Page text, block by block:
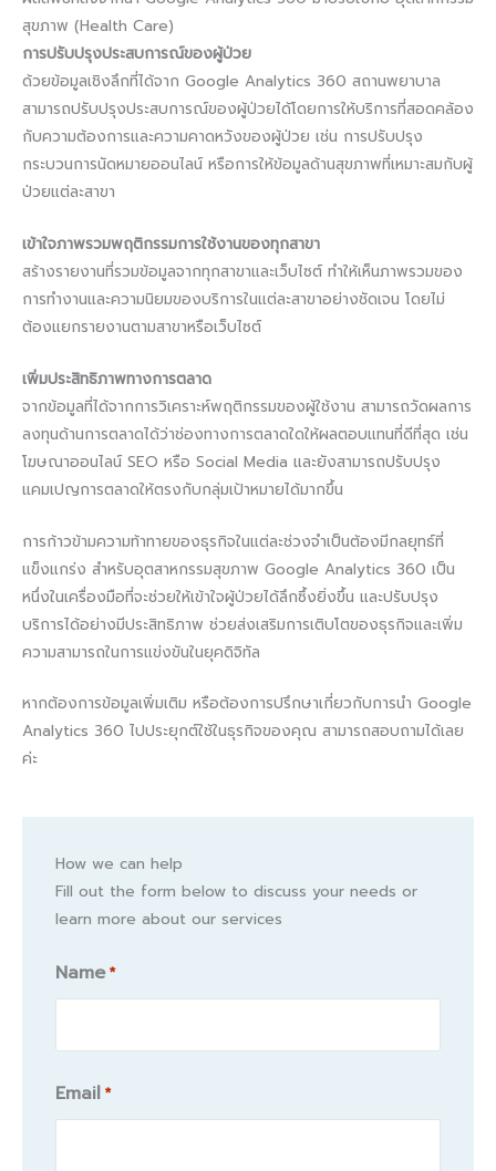
สุขภาพ (Health Care)
การปรับปรุงประสบการณ์ของผู้ป่วย
ด้วยข้อมูลเชิงลึกที่ได้จาก Google Analytics 360 สถานพยาบาล
สามารถปรับปรุงประสบการณ์ของผู้ป่วยได้โดยการให้บริการที่สอดคล้อง
กับความต้องการและความคาดหวังของผู้ป่วย เช่น การปรับปรุง
กระบวนการนัดหมายออนไลน์ หรือการให้ข้อมูลด้านสุขภาพที่เหมาะสมกับผู้
ป่วยแต่ละสาขา
เข้าใจภาพรวมพฤติกรรมการใช้งานของทุกสาขา
สร้างรายงานที่รวมข้อมูลจากทุกสาขาและเว็บไซต์ ทำให้เห็นภาพรวมของ
การทำงานและความนิยมของบริการในแต่ละสาขาอย่างชัดเจน โดยไม่
ต้องแยกรายงานตามสาขาหรือเว็บไซต์
เพิ่มประสิทธิภาพทางการตลาด
จากข้อมูลที่ได้จากการวิเคราะห์พฤติกรรมของผู้ใช้งาน สามารถวัดผลการ
ลงทุนด้านการตลาดได้ว่าช่องทางการตลาดใดให้ผลตอบแทนที่ดีที่สุด เช่น
โฆษณาออนไลน์ SEO หรือ Social Media และยังสามารถปรับปรุง
แคมเปญการตลาดให้ตรงกับกลุ่มเป้าหมายได้มากขึ้น
การก้าวข้ามความท้าทายของธุรกิจในแต่ละช่วงจำเป็นต้องมีกลยุทธ์ที่
แข็งแกร่ง สำหรับอุตสาหกรรมสุขภาพ Google Analytics 360 เป็น
หนึ่งในเครื่องมือที่จะช่วยให้เข้าใจผู้ป่วยได้ลึกซึ้งยิ่งขึ้น และปรับปรุง
บริการได้อย่างมีประสิทธิภาพ ช่วยส่งเสริมการเติบโตของธุรกิจและเพิ่ม
ความสามารถในการแข่งขันในยุคดิจิทัล
หากต้องการข้อมูลเพิ่มเติม หรือต้องการปรึกษาเกี่ยวกับการนำ Google
Analytics 360 ไปประยุกต์ใช้ในธุรกิจของคุณ สามารถสอบถามได้เลย
ค่ะ
How we can help
Fill out the form below to discuss your needs or
learn more about our services
Name *
Name
Email *